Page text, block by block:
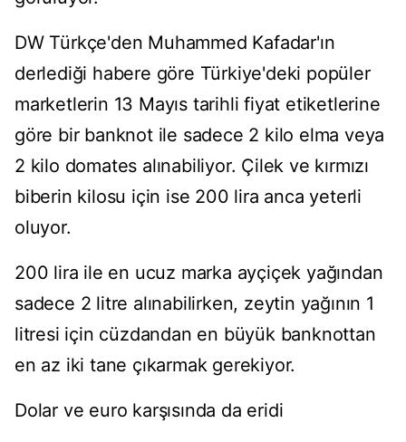
DW Türkçe'den Muhammed Kafadar'ın
derlediği habere göre Türkiye'deki popüler
marketlerin 13 Mayıs tarihli fiyat etiketlerine
göre bir banknot ile sadece 2 kilo elma veya
2 kilo domates alınabiliyor. Çilek ve kırmızı
biberin kilosu için ise 200 lira anca yeterli
oluyor.
200 lira ile en ucuz marka ayçiçek yağından
sadece 2 litre alınabilirken, zeytin yağının 1
litresi için cüzdandan en büyük banknottan
en az iki tane çıkarmak gerekiyor.
Dolar ve euro karşısında da eridi